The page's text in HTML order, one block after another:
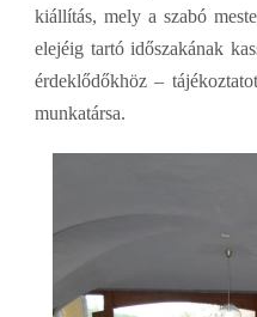
kiállítás, mely a szabó
elejéig tartó időszakának
érdeklődőkhöz –
munkatársa.